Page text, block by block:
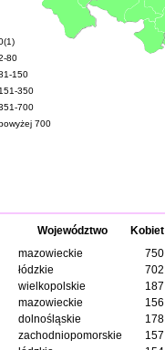
80
150
350
700
700
Województwo Kobiet
mazowieckie 750
łódzkie 702
wielkopolskie 187
mazowieckie 156
dolnośląskie 178
zachodniopomorskie 157